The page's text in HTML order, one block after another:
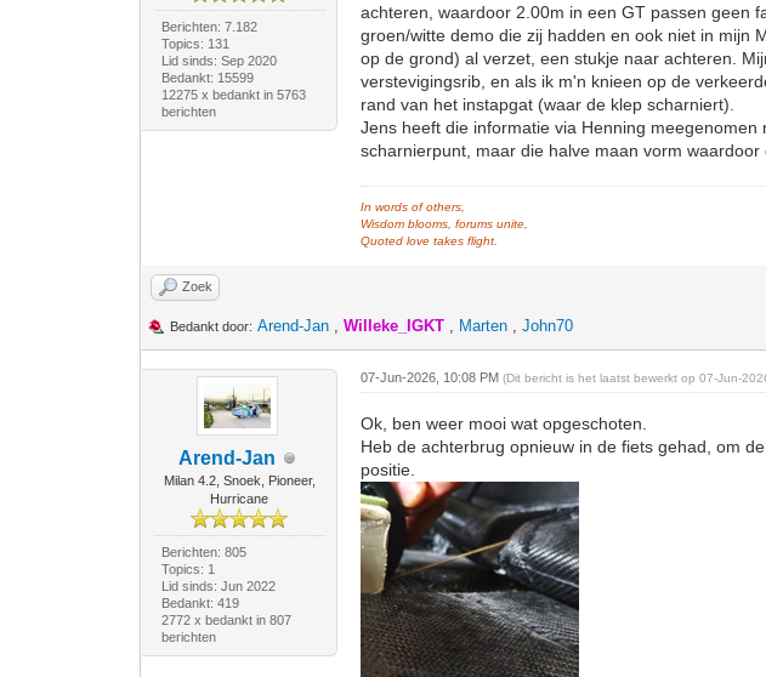
Berichten: 7.182
Topics: 131
Lid sinds: Sep 2020
Bedankt: 15599
12275 x bedankt in 5763
berichten
achteren, waardoor 2.00m in een GT passen geen
groen/witte demo die zij hadden en ook niet in mijn
op de grond) al verzet, een stukje naar achteren.
verstevigingsrib, en als ik m'n knieen op de
rand van het instapgat (waar de klep scharniert).
Jens heeft die informatie via Henning
scharnierpunt, maar die halve maan vorm
In words of others,
Wisdom blooms, forums unite,
Quoted love takes flight.
Zoek
Bedankt door: Arend-Jan ,Willeke_IGKT , Marten ,John70
Arend-Jan
Milan 4.2, Snoek, Pioneer,
Hurricane
Berichten: 805
Topics: 1
Lid sinds: Jun 2022
Bedankt: 419
2772 x bedankt in 807
berichten
07-Jun-2026, 10:08 PM(Dit bericht is het laatst bewerkt op 07-Jun-
Ok, ben weer mooi wat opgeschoten.
Heb de achterbrug opnieuw in de fiets gehad, om
positie.